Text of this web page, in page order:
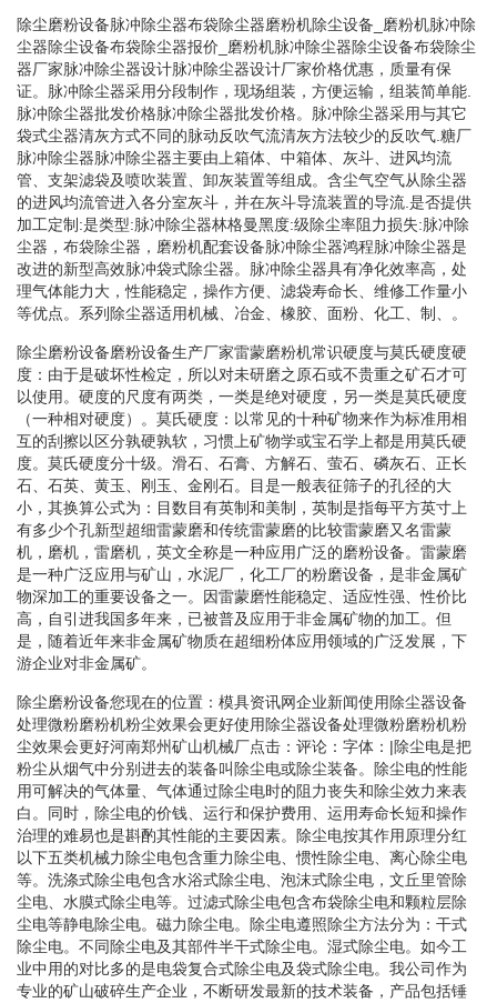
除尘磨粉设备脉冲除尘器布袋除尘器磨粉机除尘设备_磨粉机脉冲除
尘器除尘设备布袋除尘器报价_磨粉机脉冲除尘器除尘设备布袋除尘
器厂家脉冲除尘器设计脉冲除尘器设计厂家价格优惠，质量有保
证。脉冲除尘器采用分段制作，现场组装，方便运输，组装简单能.
脉冲除尘器批发价格脉冲除尘器批发价格。脉冲除尘器采用与其它
袋式尘器清灰方式不同的脉动反吹气流清灰方法较少的反吹气.糖厂
脉冲除尘器脉冲除尘器主要由上箱体、中箱体、灰斗、进风均流
管、支架滤袋及喷吹装置、卸灰装置等组成。含尘气空气从除尘器
的进风均流管进入各分室灰斗，并在灰斗导流装置的导流.是否提供
加工定制:是类型:脉冲除尘器林格曼黑度:级除尘率阻力损失:脉冲除
尘器，布袋除尘器，磨粉机配套设备脉冲除尘器鸿程脉冲除尘器是
改进的新型高效脉冲袋式除尘器。脉冲除尘器具有净化效率高，处
理气体能力大，性能稳定，操作方便、滤袋寿命长、维修工作量小
等优点。系列除尘器适用机械、冶金、橡胶、面粉、化工、制、。
除尘磨粉设备磨粉设备生产厂家雷蒙磨粉机常识硬度与莫氏硬度硬
度：由于是破坏性检定，所以对未研磨之原石或不贵重之矿石才可
以使用。硬度的尺度有两类，一类是绝对硬度，另一类是莫氏硬度
（一种相对硬度）。莫氏硬度：以常见的十种矿物来作为标准用相
互的刮擦以区分孰硬孰软，习惯上矿物学或宝石学上都是用莫氏硬
度。莫氏硬度分十级。滑石、石膏、方解石、萤石、磷灰石、正长
石、石英、黄玉、刚玉、金刚石。目是一般表征筛子的孔径的大
小，其换算公式为：目数目有英制和美制，英制是指每平方英寸上
有多少个孔新型超细雷蒙磨和传统雷蒙磨的比较雷蒙磨又名雷蒙
机，磨机，雷磨机，英文全称是一种应用广泛的磨粉设备。雷蒙磨
是一种广泛应用与矿山，水泥厂，化工厂的粉磨设备，是非金属矿
物深加工的重要设备之一。因雷蒙磨性能稳定、适应性强、性价比
高，自引进我国多年来，已被普及应用于非金属矿物的加工。但
是，随着近年来非金属矿物质在超细粉体应用领域的广泛发展，下
游企业对非金属矿。
除尘磨粉设备您现在的位置：模具资讯网企业新闻使用除尘器设备
处理微粉磨粉机粉尘效果会更好使用除尘器设备处理微粉磨粉机粉
尘效果会更好河南郑州矿山机械厂点击：评论：字体：|除尘电是把
粉尘从烟气中分别进去的装备叫除尘电或除尘装备。除尘电的性能
用可解决的气体量、气体通过除尘电时的阻力丧失和除尘效力来表
白。同时，除尘电的价钱、运行和保护费用、运用寿命长短和操作
治理的难易也是斟酌其性能的主要因素。除尘电按其作用原理分红
以下五类机械力除尘电包含重力除尘电、惯性除尘电、离心除尘电
等。洗涤式除尘电包含水浴式除尘电、泡沫式除尘电，文丘里管除
尘电、水膜式除尘电等。过滤式除尘电包含布袋除尘电和颗粒层除
尘电等静电除尘电。磁力除尘电。除尘电遵照除尘方法分为：干式
除尘电。不同除尘电及其部件半干式除尘电。湿式除尘电。如今工
业中用的对比多的是电袋复合式除尘电及袋式除尘电。我公司作为
专业的矿山破碎生产企业，不断研发最新的技术装备，产品包括锤